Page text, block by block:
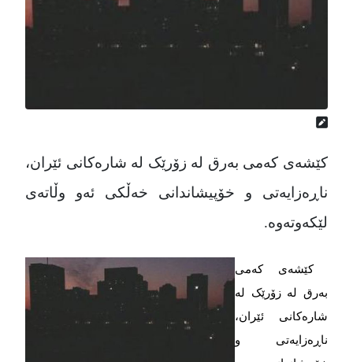
کێشەی کەمی بەرق لە زۆرێک لە شارەکانی ئێران،
ناڕەزایەتی و خۆپیشاندانی خەڵکی ئەو وڵاتەی
لێکەوتەوە.
کێشەی کەمی
بەرق لە زۆرێک لە
شارەکانی ئێران،
ناڕەزایەتی و